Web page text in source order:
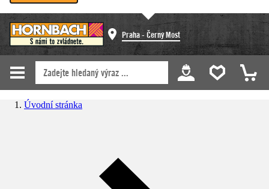
Praha - Černý Most
Úvodní stránka